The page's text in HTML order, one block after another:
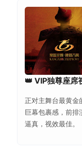
👑 VIP独尊座席
正对主舞台最黄金
巨幕包裹感，前排
逼真，视效最佳。